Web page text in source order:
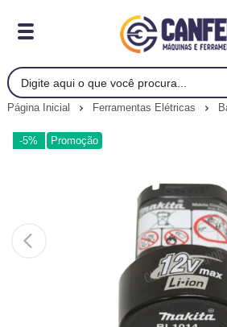
Página Inicial Ferramentas Elétricas
-5% Promoção